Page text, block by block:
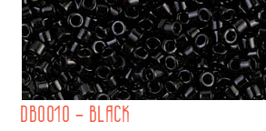
DB0010 – BLACK